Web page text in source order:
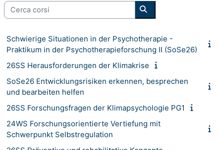
Cerca corsi
Cerca corsi
Schwierige Situationen in der Psychotherapie -
Praktikum in der Psychotherapieforschung II (SoSe26)
26SS Herausforderungen der Klimakrise
SoSe26 Entwicklungsrisiken erkennen, besprechen
und bearbeiten helfen
26SS Forschungsfragen der Klimapsychologie PG1
24WS Forschungsorientierte Vertiefung mit
Schwerpunkt Selbstregulation